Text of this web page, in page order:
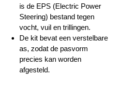
is de EPS (Electric Power
Steering) bestand tegen
vocht, vuil en trillingen.
De kit bevat een verstelbare
as, zodat de pasvorm
precies kan worden
afgesteld.